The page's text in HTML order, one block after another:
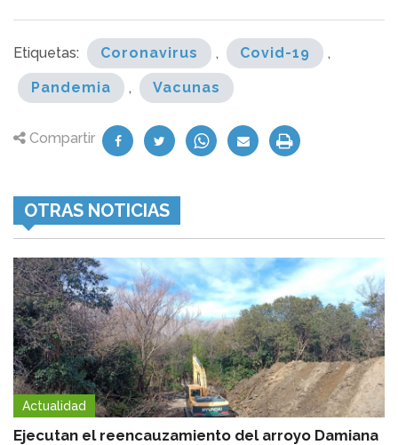
Etiquetas: Coronavirus , Covid-19 ,
Pandemia , Vacunas
Compartir
OTRAS NOTICIAS
Actualidad
Ejecutan el reencauzamiento del arroyo Damiana